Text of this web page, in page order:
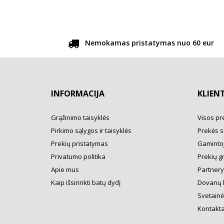
Nemokamas pristatymas nuo 60 eur
INFORMACIJA
Grąžinimo taisyklės
Pirkimo sąlygos ir taisyklės
Prekių pristatymas
Privatumo politika
Apie mus
Kaip išsirinkti batų dydį
Visos
Prekės
Prekių
Dovanų